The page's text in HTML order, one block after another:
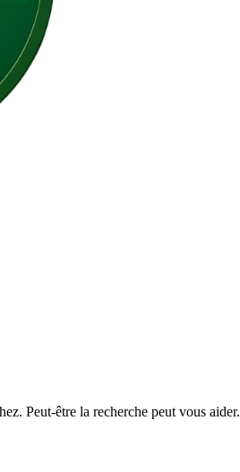
Peut-être la recherche peut vous aider.